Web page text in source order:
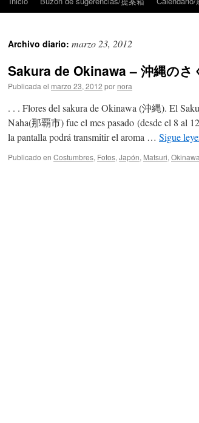
Archivo diario: marzo 23, 2012
Sakura de Okinawa – 沖縄のさ
Publicada el marzo 23, 2012 por nora
. . . Flores del sakura de Okinawa (沖縄). El
Naha(那覇市) fue el mes pasado (desde el 8 al
la pantalla podrá transmitir el aroma … Sigue
Publicado en Costumbres, Fotos, Japón, Matsuri, Okinawa